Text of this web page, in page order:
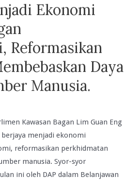
Ekonomi
Reformasikan
Daya
Manusia.
Kawasan Bagan Lim Guan Eng
berjaya menjadi ekonomi
reformasikan perkhidmatan
manusia. Syor-syor
ini oleh DAP dalam Belanjawan